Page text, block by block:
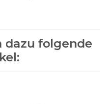
dazu folgende